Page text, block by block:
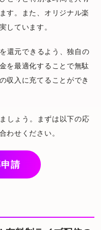
す。また、オリジナル楽
しています。
還元できるよう、独自の
を最適化することで無駄
収入に充てることができ
しょう。まずは以下の応
わせください。
請